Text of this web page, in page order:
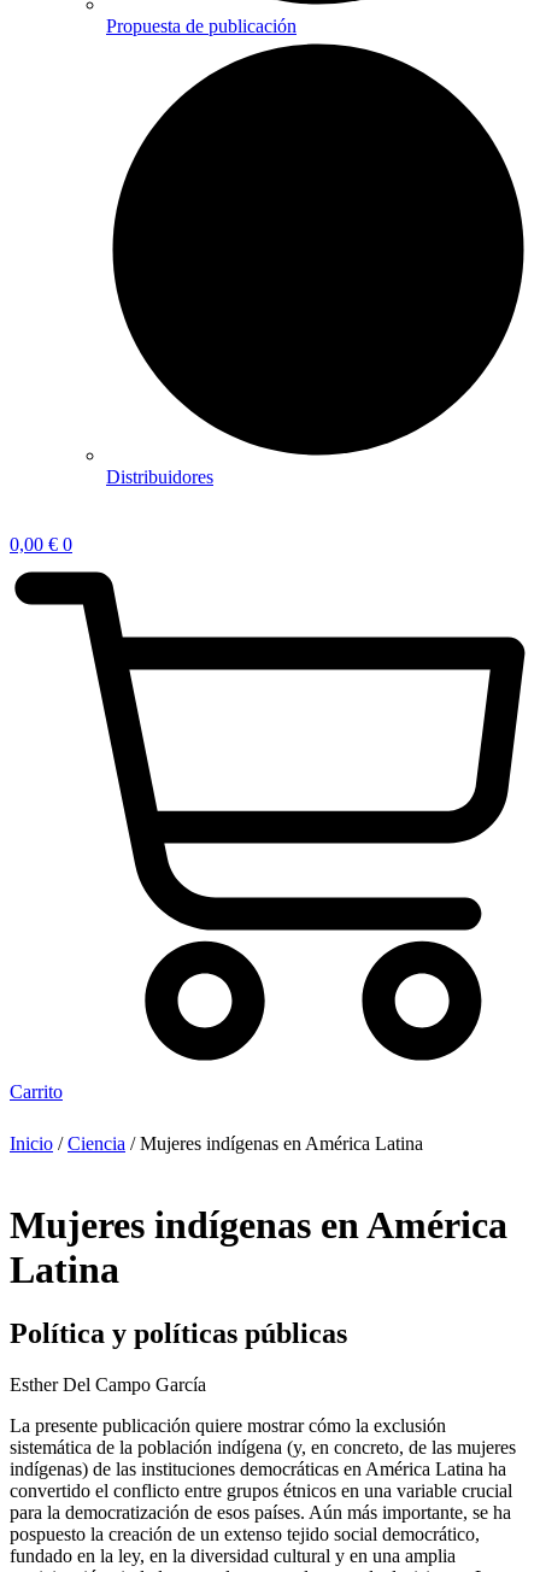
Propuesta de publicación
Distribuidores
0,00 € 0
Carrito
Inicio /Ciencia / Mujeres indígenas en América Latina
Mujeres indígenas en América
Latina
Política y políticas públicas
Esther Del Campo García
La presente publicación quiere mostrar cómo la exclusión
sistemática de la población indígena (y, en concreto, de las mujeres
indígenas) de las instituciones democráticas en América Latina ha
convertido el conflicto entre grupos étnicos en una variable crucial
para la democratización de esos países. Aún más importante, se ha
pospuesto la creación de un extenso tejido social democrático,
fundado en la ley, en la diversidad cultural y en una amplia